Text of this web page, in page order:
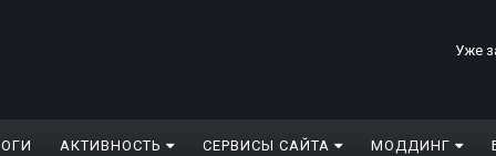
Уже
АКТИВНОСТЬ СЕРВИСЫ САЙТА МОДДИНГ